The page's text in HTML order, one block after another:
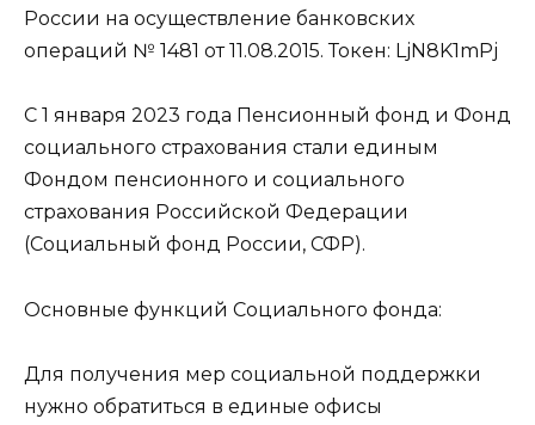
России на осуществление банковских
операций № 1481 от 11.08.2015. Токен: LjN8K1mPj
С 1 января 2023 года Пенсионный фонд и Фонд
социального страхования стали единым
Фондом пенсионного и социального
страхования Российской Федерации
(Социальный фонд России, СФР).
Основные функций Социального фонда:
Для получения мер социальной поддержки
нужно обратиться в единые офисы